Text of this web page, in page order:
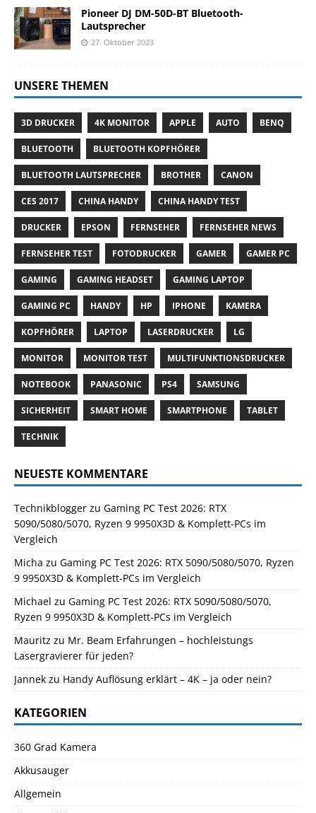
Pioneer DJ DM-50D-BT Bluetooth-
Lautsprecher
27. Oktober 2023
UNSERE THEMEN
3D DRUCKER 4K MONITOR APPLE AUTO BENQ
BLUETOOTH BLUETOOTH KOPFHÖRER
BLUETOOTH LAUTSPRECHER BROTHER CANON
CES 2017 CHINA HANDY CHINA HANDY TEST
DRUCKER EPSON FERNSEHER FERNSEHER NEWS
FERNSEHER TEST FOTODRUCKER GAMER GAMER PC
GAMING GAMING HEADSET GAMING LAPTOP
GAMING PC HANDY HP IPHONE KAMERA
KOPFHÖRER LAPTOP LASERDRUCKER LG
MONITOR MONITOR TEST MULTIFUNKTIONSDRUCKER
NOTEBOOK PANASONIC PS4 SAMSUNG
SICHERHEIT SMART HOME SMARTPHONE TABLET
TECHNIK
NEUESTE KOMMENTARE
Technikblogger zu Gaming PC Test 2026: RTX
5090/5080/5070, Ryzen 9 9950X3D & Komplett-PCs im
Vergleich
Micha zu Gaming PC Test 2026: RTX 5090/5080/5070, Ryzen
9 9950X3D & Komplett-PCs im Vergleich
Michael zu Gaming PC Test 2026: RTX 5090/5080/5070,
Ryzen 9 9950X3D & Komplett-PCs im Vergleich
Mauritz zu Mr. Beam Erfahrungen – hochleistungs
Lasergravierer für jeden?
Jannek zu Handy Auflösung erklärt – 4K – ja oder nein?
KATEGORIEN
360 Grad Kamera
Akkusauger
Allgemein